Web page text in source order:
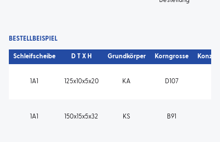
BESTELLBEISPIEL
Schleifscheibe D T X H Grundkörper Korngrosse
1A1 125x10x5x20 KA D107
1A1 150x15x5x32 KS B91